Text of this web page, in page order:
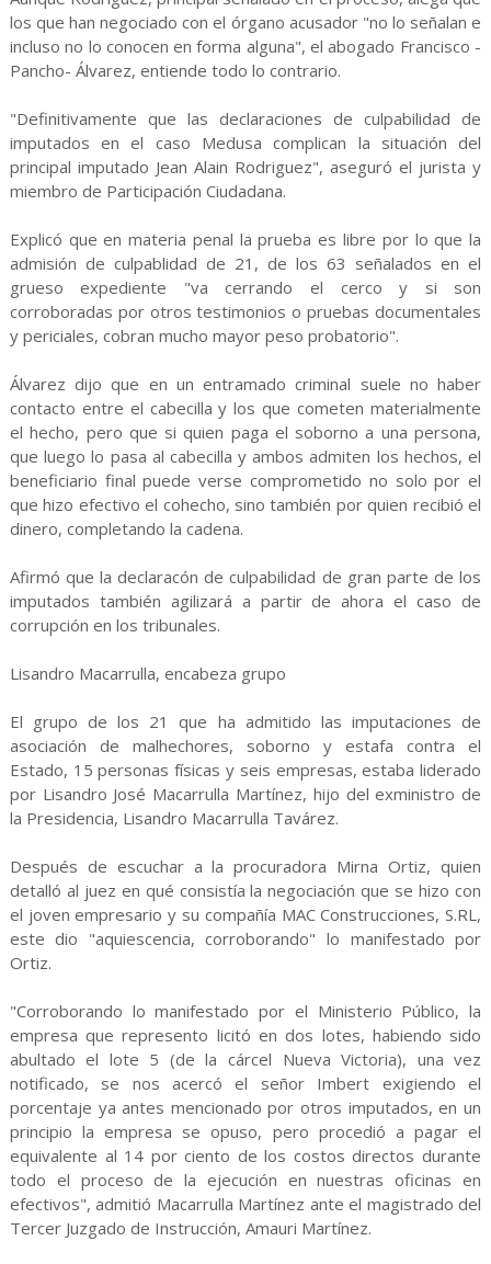
los que han negociado con el órgano acusador "no lo señalan e
incluso no lo conocen en forma alguna", el abogado Francisco -
Pancho- Álvarez, entiende todo lo contrario.
"Definitivamente que las declaraciones de culpabilidad de
imputados en el caso Medusa complican la situación del
principal imputado Jean Alain Rodriguez", aseguró el jurista y
miembro de Participación Ciudadana.
Explicó que en materia penal la prueba es libre por lo que la
admisión de culpablidad de 21, de los 63 señalados en el
grueso expediente "va cerrando el cerco y si son
corroboradas por otros testimonios o pruebas documentales
y periciales, cobran mucho mayor peso probatorio".
Álvarez dijo que en un entramado criminal suele no haber
contacto entre el cabecilla y los que cometen materialmente
el hecho, pero que si quien paga el soborno a una persona,
que luego lo pasa al cabecilla y ambos admiten los hechos, el
beneficiario final puede verse comprometido no solo por el
que hizo efectivo el cohecho, sino también por quien recibió el
dinero, completando la cadena.
Afirmó que la declaracón de culpabilidad de gran parte de los
imputados también agilizará a partir de ahora el caso de
corrupción en los tribunales.
Lisandro Macarrulla, encabeza grupo
El grupo de los 21 que ha admitido las imputaciones de
asociación de malhechores, soborno y estafa contra el
Estado, 15 personas físicas y seis empresas, estaba liderado
por Lisandro José Macarrulla Martínez, hijo del exministro de
la Presidencia, Lisandro Macarrulla Tavárez.
Después de escuchar a la procuradora Mirna Ortiz, quien
detalló al juez en qué consistía la negociación que se hizo con
el joven empresario y su compañía MAC Construcciones, S.RL,
este dio "aquiescencia, corroborando" lo manifestado por
Ortiz.
"Corroborando lo manifestado por el Ministerio Público, la
empresa que represento licitó en dos lotes, habiendo sido
abultado el lote 5 (de la cárcel Nueva Victoria), una vez
notificado, se nos acercó el señor Imbert exigiendo el
porcentaje ya antes mencionado por otros imputados, en un
principio la empresa se opuso, pero procedió a pagar el
equivalente al 14 por ciento de los costos directos durante
todo el proceso de la ejecución en nuestras oficinas en
efectivos", admitió Macarrulla Martínez ante el magistrado del
Tercer Juzgado de Instrucción, Amauri Martínez.